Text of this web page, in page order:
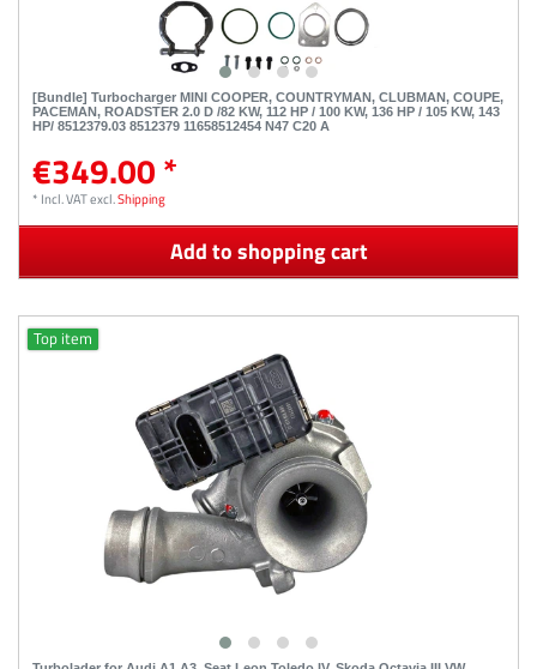
[Bundle] Turbocharger MINI COOPER, COUNTRYMAN, CLUBMAN, COUPE,
PACEMAN, ROADSTER 2.0 D /82 KW, 112 HP / 100 KW, 136 HP / 105 KW, 143
HP/ 8512379.03 8512379 11658512454 N47 C20 A
€349.00 *
* Incl. VATexcl.Shipping
Add to shopping cart
Top item